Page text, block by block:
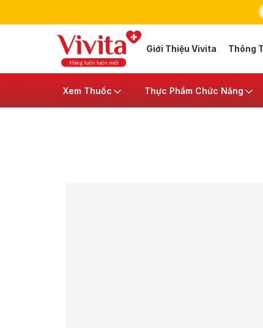
Giới Thiệu Vivita Thông
Xem Thuốc Thực Phẩm Chức Năng